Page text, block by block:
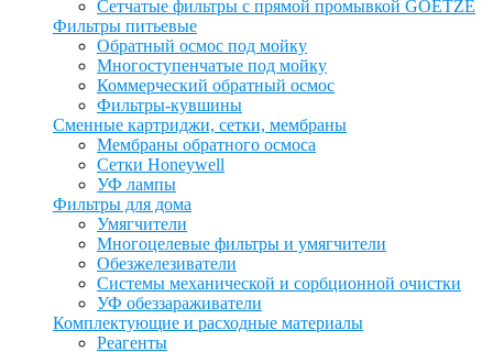
Сетчатые фильтры с прямой промывкой GOETZE
Фильтры питьевые
Обратный осмос под мойку
Многоступенчатые под мойку
Коммерческий обратный осмос
Фильтры-кувшины
Сменные картриджи, сетки, мембраны
Мембраны обратного осмоса
Сетки Honeywell
УФ лампы
Фильтры для дома
Умягчители
Многоцелевые фильтры и умягчители
Обезжелезиватели
Системы механической и сорбционной очистки
УФ обеззараживатели
Комплектующие и расходные материалы
Реагенты